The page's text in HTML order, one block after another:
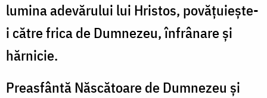
lumina adevărului lui Hristos, povăţuieşte-
i către frica de Dumnezeu, înfrânare şi
hărnicie.
Preasfântă Născătoare de Dumnezeu și